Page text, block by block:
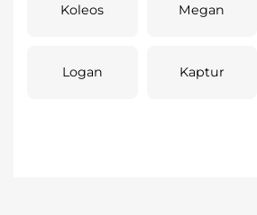
Koleos Megan
Logan Kaptur